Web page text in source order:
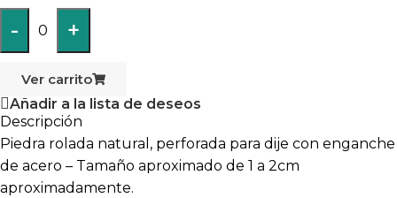
- 0 +
Ver carrito
Añadir a la lista de deseos
Descripción
Piedra rolada natural, perforada para dije con enganche
de acero – Tamaño aproximado de 1 a 2cm
aproximadamente.